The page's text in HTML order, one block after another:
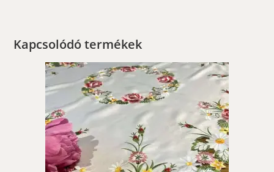
Kapcsolódó termékek